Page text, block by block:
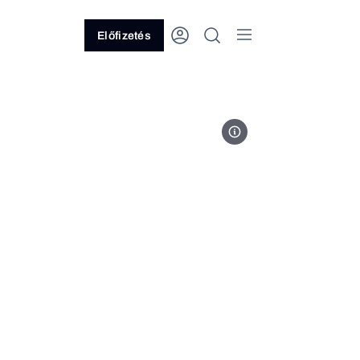
Előfizetés
Facebook/Orbán Viktor